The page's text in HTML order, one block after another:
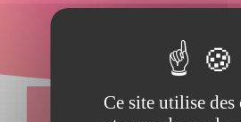
Ce site utilise des